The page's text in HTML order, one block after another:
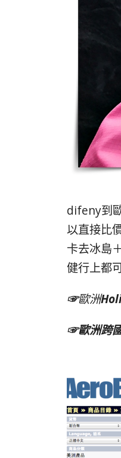
difeny到
以直接比
卡去冰島
健行上都
☞歐洲
☞歐洲跨